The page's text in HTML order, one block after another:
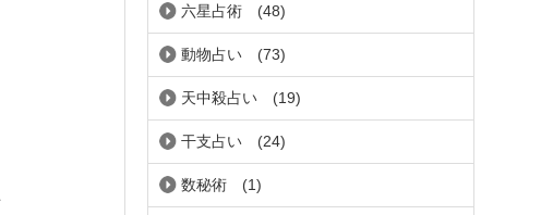
六星占術 (48)
動物占い (73)
天中殺占い (19)
干支占い (24)
数秘術 (1)